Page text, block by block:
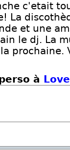
c'etait
La
et une
le dj. La
prochaine.
à